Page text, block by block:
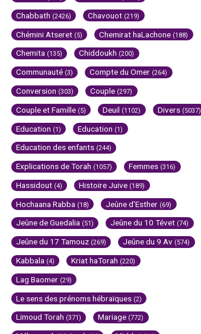
Chabbath (2426) Chavouot (219)
Chémini Atseret (5) Chemirat haLachone (188)
Chemita (135) Chiddoukh (200)
Communauté (3) Compte du Omer (264)
Conversion (303) Couple (297)
Couple et Famille (5) Deuil (1102) Divers (5037)
Education (1) Education (1)
Education des enfants (244)
Explications de Torah (1057) Femmes (316)
Hassidout (4) Histoire Juive (189)
Hochaana Rabba (18) Jeûne d'Esther (69)
Jeûne de Guedalia (51) Jeûne du 10 Tévet (74)
Jeûne du 17 Tamouz (269) Jeûne du 9 Av (574)
Kabbala (4) Kriat haTorah (220)
Lag Baomer (29)
Le sens des prénoms hébraïques (2)
Limoud Torah (371) Mariage (772)